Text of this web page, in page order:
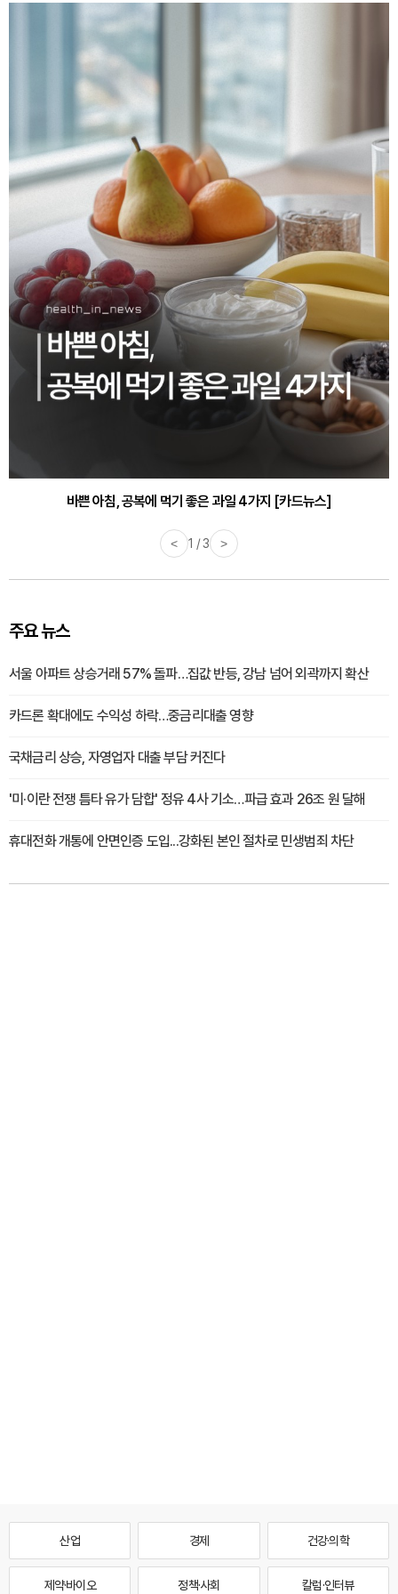
바쁜 아침, 공복에 먹기 좋은 과일 4가지 [카드뉴스]
< 1 / 3 >
주요 뉴스
서울 아파트 상승거래 57% 돌파…집값 반등, 강남 넘어 외곽까지 확산
카드론 확대에도 수익성 하락…중금리대출 영향
국채금리 상승, 자영업자 대출 부담 커진다
'미·이란 전쟁 틈타 유가 담합' 정유 4사 기소…파급 효과 26조 원 달해
휴대전화 개통에 안면인증 도입...강화된 본인 절차로 민생범죄 차단
산업 경제 건강·의학
제약·바이오 정책·사회 칼럼·인터뷰